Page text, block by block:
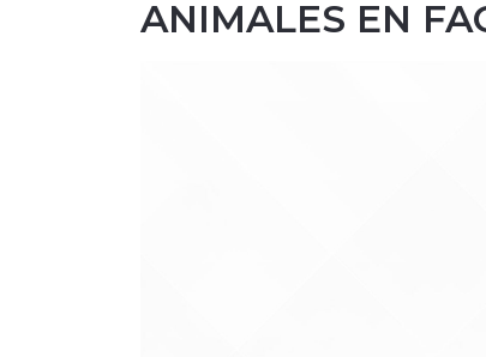
ANIMALES EN